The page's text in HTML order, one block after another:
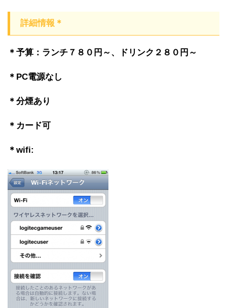
詳細情報＊
＊予算：ランチ７８０円～、ドリンク２８０円～
＊PC電源なし
＊分煙あり
＊カード可
＊wifi: